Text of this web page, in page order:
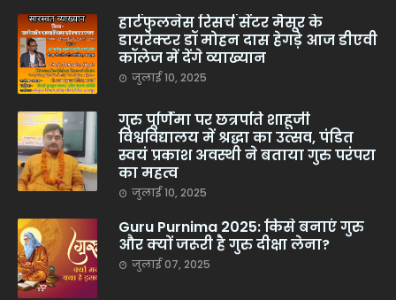
हार्टफुलनेस रिसर्च सेंटर मैसूर के
डायरेक्टर डॉ मोहन दास हेगड़े आज डीएवी
कॉलेज में देंगे व्याख्यान
जुलाई 10, 2025
गुरु पूर्णिमा पर छत्रपति शाहूजी
विश्वविद्यालय में श्रद्धा का उत्सव, पंडित
स्वयं प्रकाश अवस्थी ने बताया गुरु परंपरा
का महत्व
जुलाई 10, 2025
Guru Purnima 2025: किसे बनाएं गुरु
और क्यों जरूरी है गुरु दीक्षा लेना?
जुलाई 07, 2025